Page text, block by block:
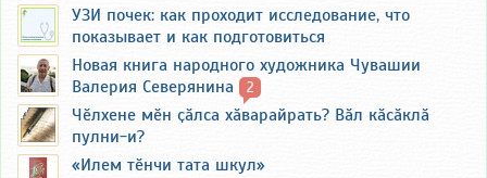
УЗИ почек: как проходит исследование, что
показывает и как подготовиться
Новая книга народного художника Чувашии
Валерия Северянина
2
Чӗлхене мӗн ҫӑлса хӑварайрать? Вӑл кӑсӑклӑ
пулни-и?
«Илем тӗнчи тата шкул»